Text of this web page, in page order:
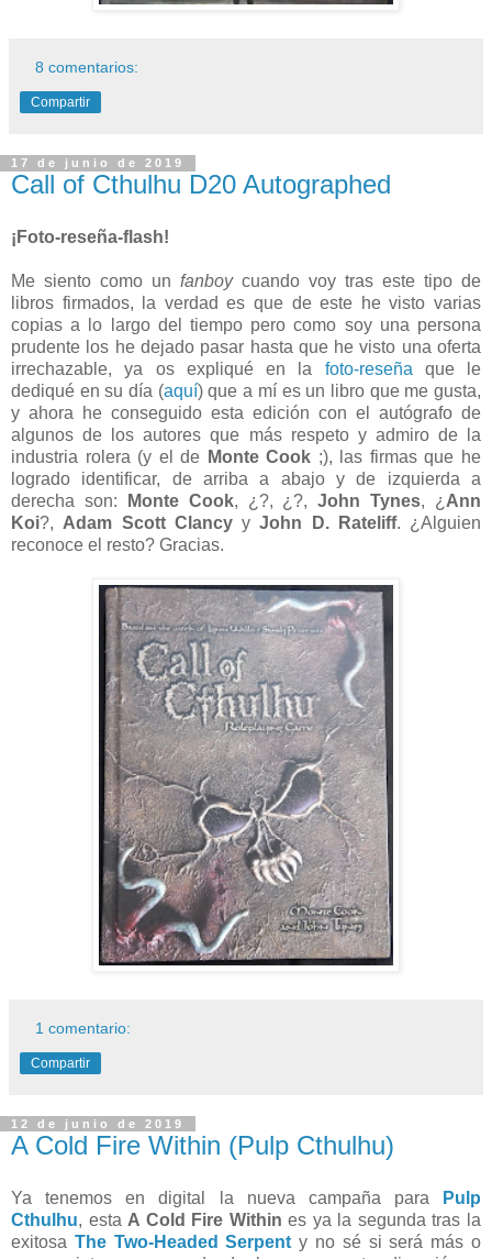
8 comentarios:
Compartir
17 de junio de 2019
Call of Cthulhu D20 Autographed
¡Foto-reseña-flash!
Me siento como un fanboycuando voy tras este tipo de
libros firmados, la verdad es que de este he visto varias
copias a lo largo del tiempo pero como soy una persona
prudente los he dejado pasar hasta que he visto una oferta
irrechazable, ya os expliqué en la foto-reseña que le
dediqué en su día (aquí) que a mí es un libro que me gusta,
y ahora he conseguido esta edición con el autógrafo de
algunos de los autores que más respeto y admiro de la
industria rolera (y el de Monte Cook ;), las firmas que he
logrado identificar, de arriba a abajo y de izquierda a
derecha son:
Monte Cook, ¿?, ¿?,John Tynes, ¿ Ann
Koi?, Adam Scott ClancyyJohn D. Rateliff. ¿Alguien
reconoce el resto? Gracias.
1 comentario:
Compartir
12 de junio de 2019
A Cold Fire Within (Pulp Cthulhu)
Ya tenemos en digital la nueva campaña para
Pulp
Cthulhu, esta A Cold Fire Within es ya la segunda tras la
exitosa The Two-Headed Serpent y no sé si será más o